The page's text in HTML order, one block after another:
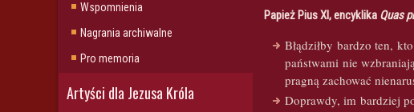
Wspomnienia
Nagrania archiwalne
Pro memoria
Artyści dla Jezusa Króla
Papież Pius XI, encyklika Quas
Błądziłby bardzo ten,
państwami nie
pragną zachować
Doprawdy, im bardziej